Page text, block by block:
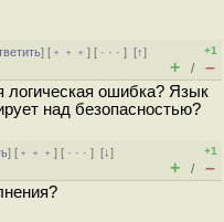
] [ ﹢﹢﹢] [ · · ·][↑]
+1
+ / –
логическая ошибка? Язык
над безопасностью?
] [ ﹢﹢﹢] [ · · ·][↓]
+1
+ / –